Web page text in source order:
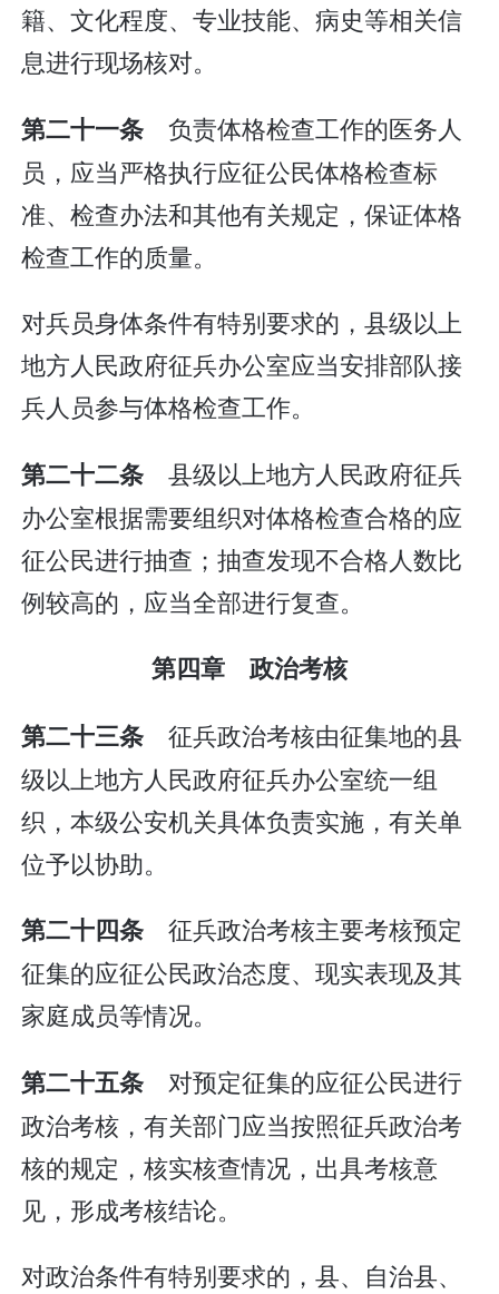
籍、文化程度、专业技能、病史等相关信
息进行现场核对。
第二十一条 负责体格检查工作的医务人
员，应当严格执行应征公民体格检查标
准、检查办法和其他有关规定，保证体格
检查工作的质量。
对兵员身体条件有特别要求的，县级以上
地方人民政府征兵办公室应当安排部队接
兵人员参与体格检查工作。
第二十二条 县级以上地方人民政府征兵
办公室根据需要组织对体格检查合格的应
征公民进行抽查；抽查发现不合格人数比
例较高的，应当全部进行复查。
第四章 政治考核
第二十三条 征兵政治考核由征集地的县
级以上地方人民政府征兵办公室统一组
织，本级公安机关具体负责实施，有关单
位予以协助。
第二十四条 征兵政治考核主要考核预定
征集的应征公民政治态度、现实表现及其
家庭成员等情况。
第二十五条 对预定征集的应征公民进行
政治考核，有关部门应当按照征兵政治考
核的规定，核实核查情况，出具考核意
见，形成考核结论。
对政治条件有特别要求的，县、自治县、